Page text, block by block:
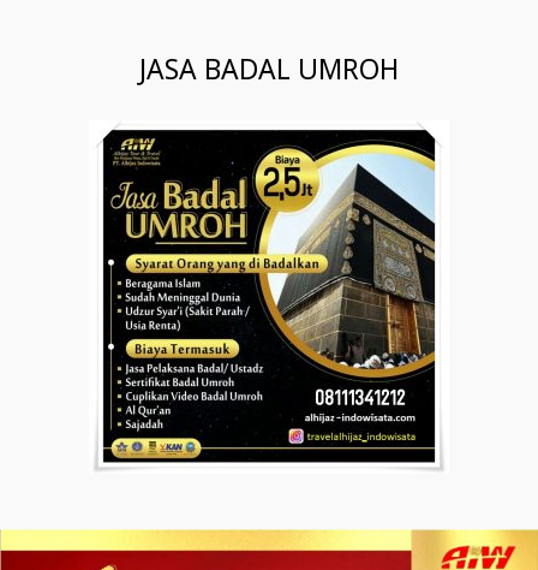
JASA BADAL UMROH